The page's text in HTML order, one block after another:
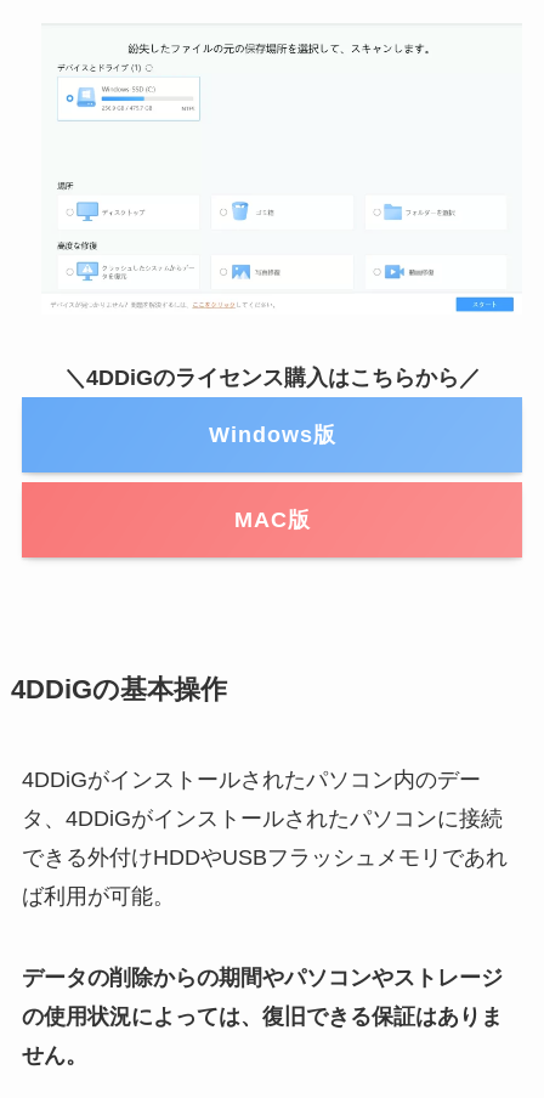
＼4DDiGのライセンス購入はこちらから／
Windows版
MAC版
4DDiGの基本操作
4DDiGがインストールされたパソコン内のデー
タ、4DDiGがインストールされたパソコンに接続
できる外付けHDDやUSBフラッシュメモリであれ
ば利用が可能。
データの削除からの期間やパソコンやストレージ
の使用状況によっては、復旧できる保証はありま
せん。